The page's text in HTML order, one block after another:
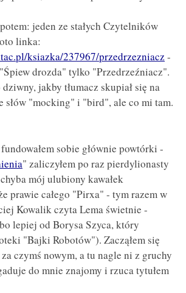
jeden ze stałych Czytelników
linka:
ksiazka/237967/przedrzezniacz -
drozda" tylko "Przedrzeźniacz".
jakby tłumacz skupiał się na
słów "mocking" i "bird", ale co mi tam.
sobie głównie powtórki -
" zaliczyłem po raz pierdylionasty
mój ulubiony kawałek
prawie całego "Pirxa" - tym razem w
Kowalik czyta Lema świetnie -
lepiej od Borysa Szyca, który
"Bajki Robotów"). Zacząłem się
czymś nowym, a tu nagle ni z gruchy
do mnie znajomy i rzuca tytułem